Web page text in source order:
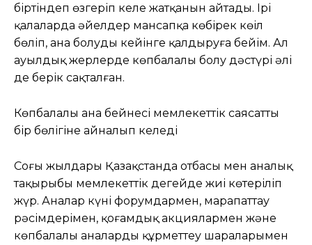
біртіндеп өзгеріп келе жатқанын айтады. Ірі
қалаларда әйелдер мансапқа көбірек көңіл
бөліп, ана болуды кейінге қалдыруға бейім. Ал
ауылдық жерлерде көпбалалы болу дәстүрі әлі
де берік сақталған.
Көпбалалы ана бейнесі мемлекеттік саясаттың
бір бөлігіне айналып келеді
Соңғы жылдары Қазақстанда отбасы мен аналық
тақырыбы мемлекеттік деңгейде жиі көтеріліп
жүр. Аналар күні форумдармен, марапаттау
рәсімдерімен, қоғамдық акциялармен және
көпбалалы аналарды құрметтеу шараларымен